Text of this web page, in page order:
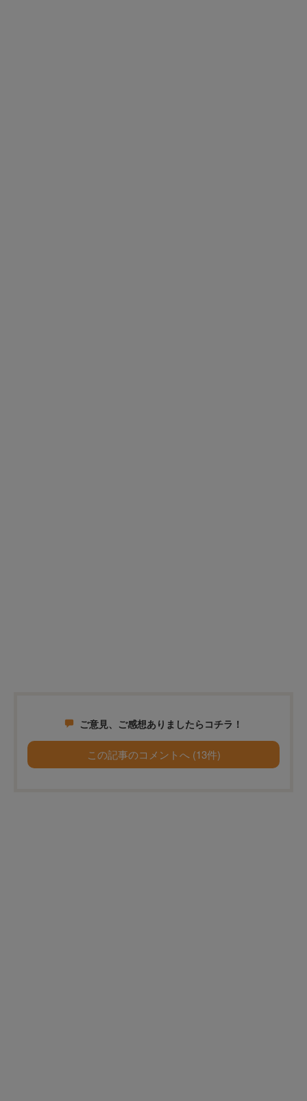
ご意見、ご感想ありましたらコチラ！
この記事のコメントへ (13件)